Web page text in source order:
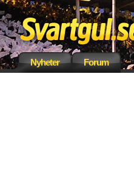
Nyheter Forum